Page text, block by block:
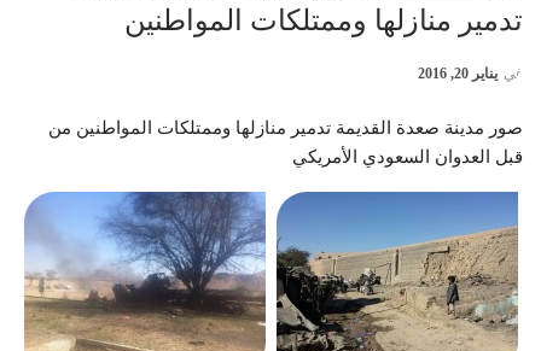
تدمير منازلها وممتلكات المواطنين
في يناير 20, 2016
صور مدينة صعدة القديمة تدمير منازلها وممتلكات المواطنين من
قبل العدوان السعودي الأمريكي